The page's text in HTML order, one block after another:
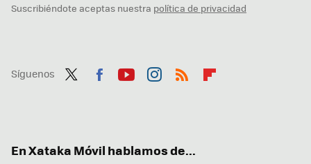
Suscribiéndote aceptas nuestra política de privacidad
Síguenos
En Xataka Móvil hablamos de...